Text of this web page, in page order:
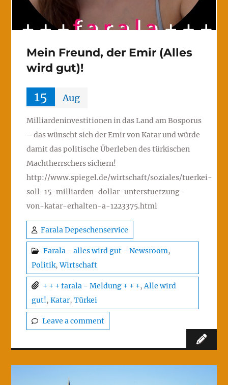
Mein Freund, der Emir (Alles
wird gut)!
15 Aug
Milliardeninvestitionen in das Land am Bosporus
– das wünscht sich der Emir von Katar und würde
damit das politische Überleben des türkischen
Machtherrschers sichern!
http://www.spiegel.de/wirtschaft/soziales/tuerkei-
soll-15-milliarden-dollar-unterstuetzung-
von-katar-erhalten-a-1223375.html
Farala Depeschenservice
Farala - alles wird gut - Newsroom,
Politik,Wirtschaft
+ + + farala - Meldung + + +,Alle wird
gut!, Katar, Türkei
Leave a comment